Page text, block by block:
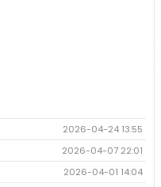
2026-04-24 13:55
2026-04-07 22:01
2026-04-01 14:04